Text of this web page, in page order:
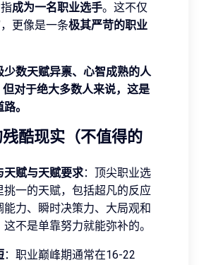
成为一名职业选手。这不仅
更像是一条极其严苛的职业
少数天赋异禀、心智成熟的人
但对于绝大多数人来说，这是
。
酷现实（不值得的
天赋与天赋要求：顶尖职业选
挑一的天赋，包括超凡的反应
能力、瞬时决策力、大局观和
不是单靠努力就能弥补的。
：职业巅峰期通常在16-22